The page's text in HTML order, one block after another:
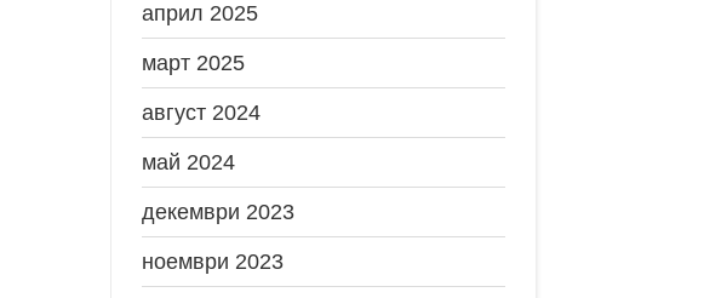
април 2025
март 2025
август 2024
май 2024
декември 2023
ноември 2023